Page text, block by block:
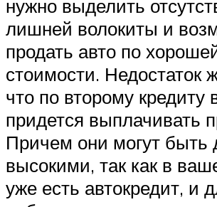
нужно выделить
лишней волокиты и
продать авто по
стоимости. Недостаток
что по второму кредиту
придется выплачивать
Причем они могут быть
высокими, так как в
уже есть автокредит, и